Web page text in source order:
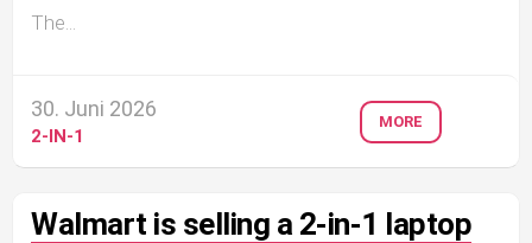
The...
30. Juni 2026
2-IN-1
MORE
Walmart is selling a 2-in-1 laptop